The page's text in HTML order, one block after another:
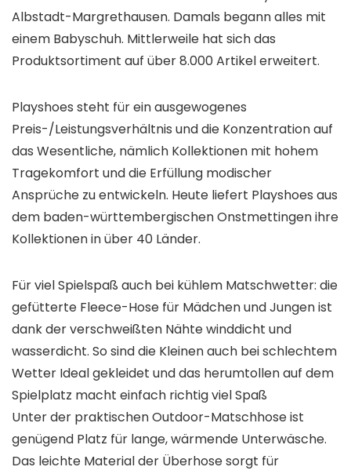
Albstadt-Margrethausen. Damals begann alles mit
einem Babyschuh. Mittlerweile hat sich das
Produktsortiment auf über 8.000 Artikel erweitert.
Playshoes steht für ein ausgewogenes
Preis-/Leistungsverhältnis und die Konzentration auf
das Wesentliche, nämlich Kollektionen mit hohem
Tragekomfort und die Erfüllung modischer
Ansprüche zu entwickeln. Heute liefert Playshoes aus
dem baden-württembergischen Onstmettingen ihre
Kollektionen in über 40 Länder.
Für viel Spielspaß auch bei kühlem Matschwetter: die
gefütterte Fleece-Hose für Mädchen und Jungen ist
dank der verschweißten Nähte winddicht und
wasserdicht. So sind die Kleinen auch bei schlechtem
Wetter Ideal gekleidet und das herumtollen auf dem
Spielplatz macht einfach richtig viel Spaß
Unter der praktischen Outdoor-Matschhose ist
genügend Platz für lange, wärmende Unterwäsche.
Das leichte Material der Überhose sorgt für